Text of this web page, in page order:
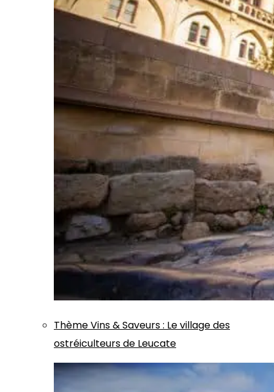
ThèmeVins & Saveurs: Le village des
ostréiculteurs de Leucate